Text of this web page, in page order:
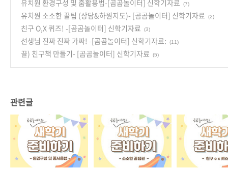
유치원 환경구성 및 줌활용법-[곰곰놀이터] 신학기자료
(7)
유치원 소소한 꿀팁 (상담&하원지도)- [곰곰놀이터] 신학기자료 (2)
친구 O,X 퀴즈! -[곰곰놀이터] 신학기자료 (3)
선생님 진짜 진짜 가짜! -[곰곰놀이터] 신학기자료: (11)
끌) 친구책 만들기- [곰곰놀이터] 신학기자료 (5)
관련글